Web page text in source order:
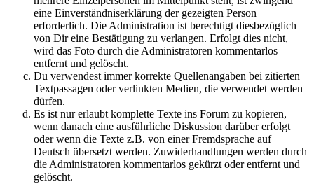
eine Einverständniserklärung der gezeigten Person
erforderlich. Die Administration ist berechtigt diesbezüglich
von Dir eine Bestätigung zu verlangen. Erfolgt dies nicht,
wird das Foto durch die Administratoren kommentarlos
entfernt und gelöscht.
Du verwendest immer korrekte Quellenangaben bei zitierten
Textpassagen oder verlinkten Medien, die verwendet werden
dürfen.
Es ist nur erlaubt komplette Texte ins Forum zu kopieren,
wenn danach eine ausführliche Diskussion darüber erfolgt
oder wenn die Texte z.B. von einer Fremdsprache auf
Deutsch übersetzt werden. Zuwiderhandlungen werden durch
die Administratoren kommentarlos gekürzt oder entfernt und
gelöscht.